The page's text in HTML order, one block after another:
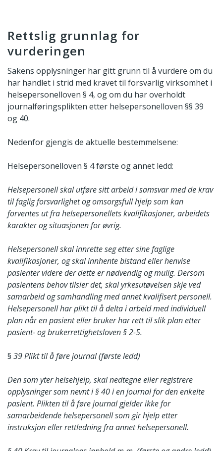
Rettslig grunnlag for
vurderingen
Sakens opplysninger har gitt grunn til å vurdere om du
har handlet i strid med kravet til forsvarlig virksomhet i
helsepersonelloven § 4, og om du har overholdt
journalføringsplikten etter helsepersonelloven §§ 39
og 40.
Nedenfor gjengis de aktuelle bestemmelsene:
Helsepersonelloven § 4 første og annet ledd:
Helsepersonell skal utføre sitt arbeid i samsvar med de krav
til faglig forsvarlighet og omsorgsfull hjelp som kan
forventes ut fra helsepersonellets kvalifikasjoner, arbeidets
karakter og situasjonen for øvrig.
Helsepersonell skal innrette seg etter sine faglige
kvalifikasjoner, og skal innhente bistand eller henvise
pasienter videre der dette er nødvendig og mulig. Dersom
pasientens behov tilsier det, skal yrkesutøvelsen skje ved
samarbeid og samhandling med annet kvalifisert personell.
Helsepersonell har plikt til å delta i arbeid med individuell
plan når en pasient eller bruker har rett til slik plan etter
pasient- og brukerrettighetsloven § 2-5.
§ 39 Plikt til å føre journal (første ledd)
Den som yter helsehjelp, skal nedtegne eller registrere
opplysninger som nevnti § 40 i en journal for den enkelte
pasient. Plikten til å føre journal gjelder ikke for
samarbeidende helsepersonell som gir hjelp etter
instruksjon eller rettledning fraannet helsepersonell.